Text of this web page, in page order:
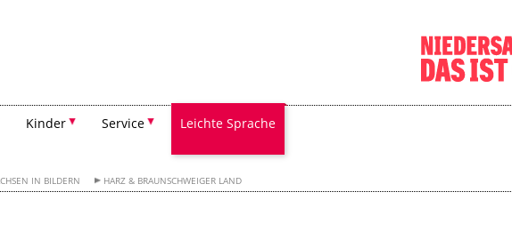
Kinder Service Leichte Sprache
IN BILDERN HARZ & BRAUNSCHWEIGER LAND